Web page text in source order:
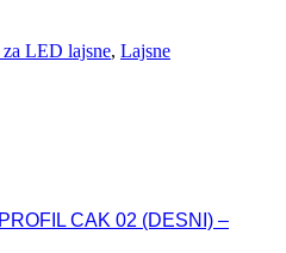
LED lajsne, Lajsne
CAK 02 (DESNI) –